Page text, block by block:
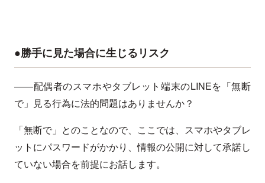
●勝手に見た場合に生じるリスク
——配偶者のスマホやタブレット端末のLINEを「無断
で」見る行為に法的問題はありませんか？
「無断で」とのことなので、ここでは、スマホやタブレ
ットにパスワードがかかり、情報の公開に対して承諾し
ていない場合を前提にお話します。